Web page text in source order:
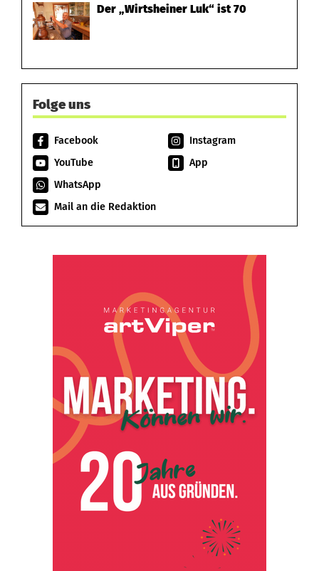
Der „Wirtsheiner Luk“ ist 70
Folge uns
Facebook
Instagram
YouTube
App
WhatsApp
Mail an die Redaktion